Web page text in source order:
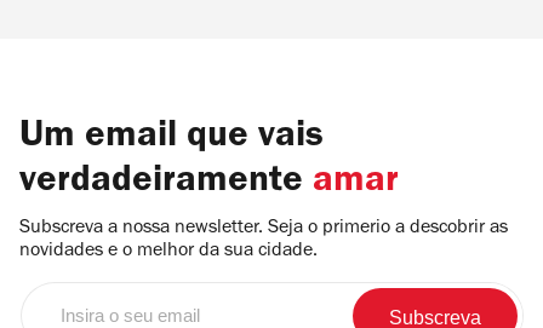
Um email que vais
verdadeiramente amar
Subscreva a nossa newsletter. Seja o primerio a descobrir as
novidades e o melhor da sua cidade.